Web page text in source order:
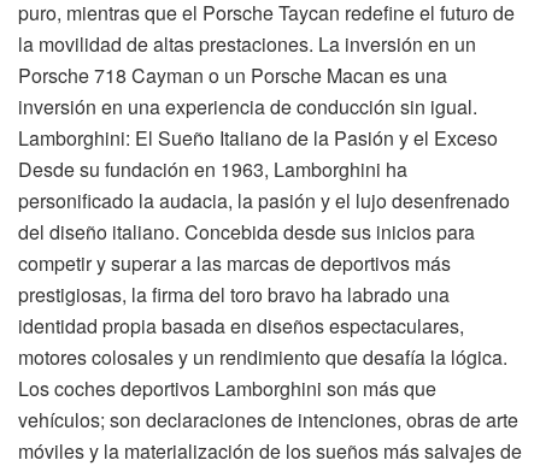
puro, mientras que el Porsche Taycan redefine el futuro de
la movilidad de altas prestaciones. La inversión en un
Porsche 718 Cayman o un Porsche Macan es una
inversión en una experiencia de conducción sin igual.
Lamborghini: El Sueño Italiano de la Pasión y el Exceso
Desde su fundación en 1963, Lamborghini ha
personificado la audacia, la pasión y el lujo desenfrenado
del diseño italiano. Concebida desde sus inicios para
competir y superar a las marcas de deportivos más
prestigiosas, la firma del toro bravo ha labrado una
identidad propia basada en diseños espectaculares,
motores colosales y un rendimiento que desafía la lógica.
Los coches deportivos Lamborghini son más que
vehículos; son declaraciones de intenciones, obras de arte
móviles y la materialización de los sueños más salvajes de